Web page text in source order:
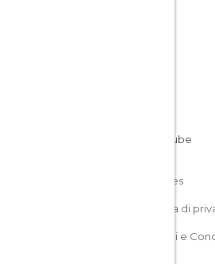
Cookies
Politica di
Termini e